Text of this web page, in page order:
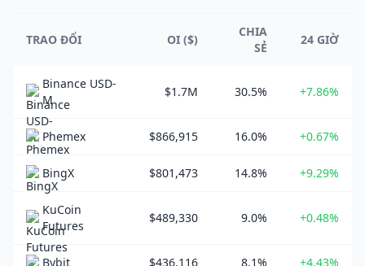
TRAO ĐỔI OI ($)
CHIA
SẺ
24 GIỜ
Binance USD-
M
$1.7M 30.5% +7.86%
Phemex $866,915 16.0% +0.67%
BingX $801,473 14.8% +9.29%
KuCoin
Futures
$489,330 9.0% +0.48%
Bybit $436,116 8.1% +4.43%